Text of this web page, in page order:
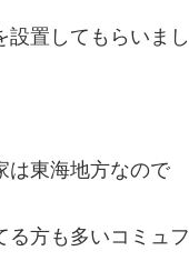
設置してもらいま
は東海地方なので
る方も多いコミュ